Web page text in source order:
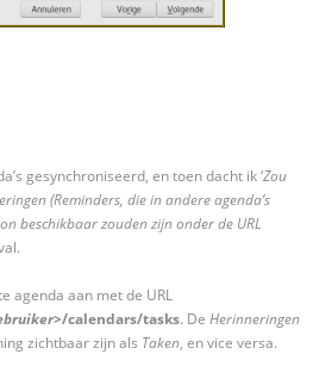
gesynchroniseerd, en toen dacht ik ‘Zou
(Reminders, die in andere agenda’s
beschikbaar zouden zijn onder de URL
agenda aan met de URL
/calendars/tasks. De Herinneringen
zichtbaar zijn als Taken, en vice versa.